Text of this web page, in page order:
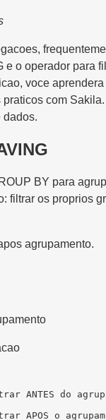
Tarifa
o operador para
voce
com
dados.
BY para
filtrar os proprios
agrupamento.
do